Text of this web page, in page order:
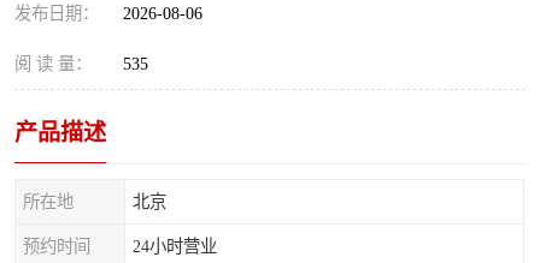
发布日期： 2026-08-06
阅 读 量： 535
产品描述
所在地 北京
预约时间 24小时营业